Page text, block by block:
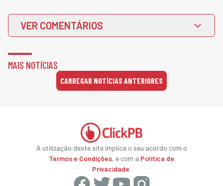
VER COMENTÁRIOS
MAIS NOTÍCIAS
CARREGAR NOTÍCIAS ANTERIORES
A utilização deste site implica o seu acordo com o
Termos e Condições, e com a Política de
Privacidade.